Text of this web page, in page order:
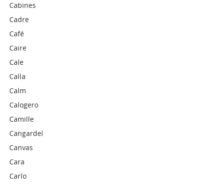
Cabines
Cadre
Café
Caire
Cale
Calla
Calm
Calogero
Camille
Cangardel
Canvas
Cara
Carlo